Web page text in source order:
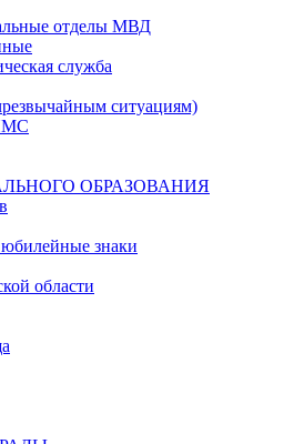
отделы МВД
служба
ситуациям)
ОБРАЗОВАНИЯ
знаки
области